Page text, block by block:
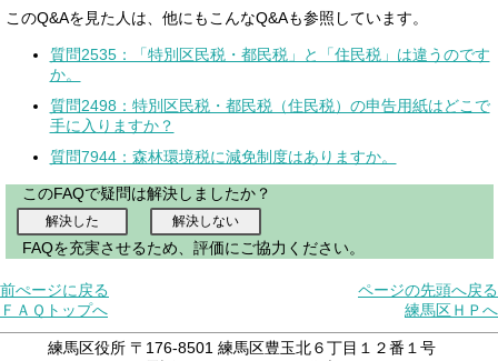
このQ&Aを見た人は、他にもこんなQ&Aも参照しています。
質問2535：「特別区民税・都民税」と「住民税」は違うのです
か。
質問2498：特別区民税・都民税（住民税）の申告用紙はどこで
手に入りますか？
質問7944：森林環境税に減免制度はありますか。
このFAQで疑問は解決しましたか？
FAQを充実させるため、評価にご協力ください。
前ぺージに戻る
ページの先頭へ戻る
ＦＡＱトップへ
練馬区ＨＰへ
練馬区役所 〒176-8501 練馬区豊玉北６丁目１２番１号